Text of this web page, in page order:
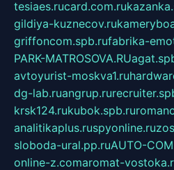
tesiaes.rucard.com.ru
gildiya-kuznecov.ru
griffoncom.spb.rufabrika-
PARK-MATROSOVA.RU
avtoyurist-moskva1.ru
dg-lab.ruangrup.ru
krsk124.rukubok.spb.ru
analitikaplus.ruspyonline.ru
sloboda-ural.pp.ruAUTO-
online-z.comaromat-